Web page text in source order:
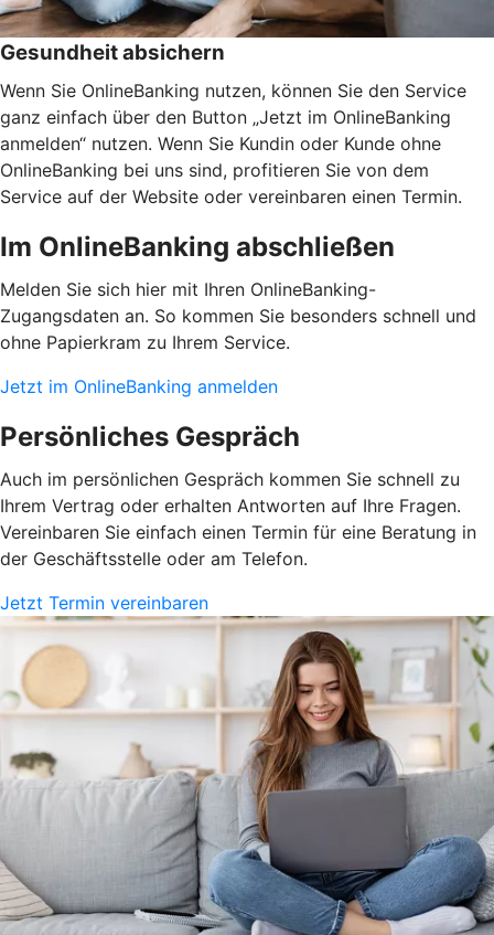
Gesundheit absichern
Wenn Sie OnlineBanking nutzen, können Sie den Service
ganz einfach über den Button „Jetzt im OnlineBanking
anmelden“ nutzen. Wenn Sie Kundin oder Kunde ohne
OnlineBanking bei uns sind, profitieren Sie von dem
Service auf der Website oder vereinbaren einen Termin.
Im OnlineBanking abschließen
Melden Sie sich hier mit Ihren OnlineBanking-
Zugangsdaten an. So kommen Sie besonders schnell und
ohne Papierkram zu Ihrem Service.
Jetzt im OnlineBanking anmelden
Persönliches Gespräch
Auch im persönlichen Gespräch kommen Sie schnell zu
Ihrem Vertrag oder erhalten Antworten auf Ihre Fragen.
Vereinbaren Sie einfach einen Termin für eine Beratung in
der Geschäftsstelle oder am Telefon.
Jetzt Termin vereinbaren